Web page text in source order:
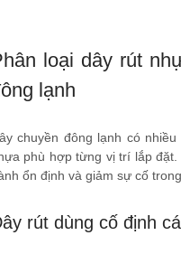
loại dây rút
lạnh
chuyền đông lạnh có
phù hợp từng vị trí lắp
ổn định và giảm sự cố
rút dùng cố định